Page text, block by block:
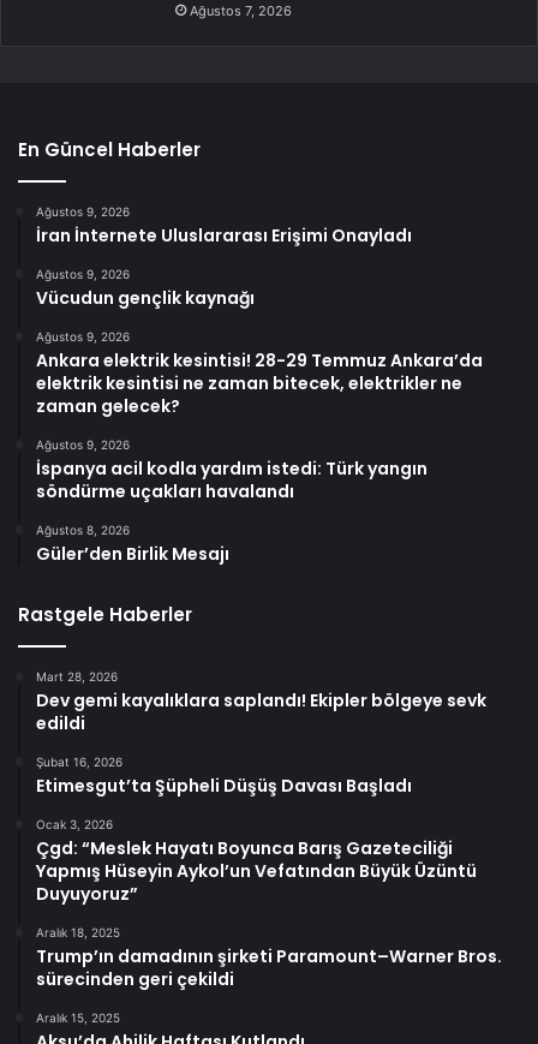
Ağustos 7, 2026
En Güncel Haberler
Ağustos 9, 2026
İran İnternete Uluslararası Erişimi Onayladı
Ağustos 9, 2026
Vücudun gençlik kaynağı
Ağustos 9, 2026
Ankara elektrik kesintisi! 28-29 Temmuz Ankara’da
elektrik kesintisi ne zaman bitecek, elektrikler ne
zaman gelecek?
Ağustos 9, 2026
İspanya acil kodla yardım istedi: Türk yangın
söndürme uçakları havalandı
Ağustos 8, 2026
Güler’den Birlik Mesajı
Rastgele Haberler
Mart 28, 2026
Dev gemi kayalıklara saplandı! Ekipler bölgeye sevk
edildi
Şubat 16, 2026
Etimesgut’ta Şüpheli Düşüş Davası Başladı
Ocak 3, 2026
Çgd: “Meslek Hayatı Boyunca Barış Gazeteciliği
Yapmış Hüseyin Aykol’un Vefatından Büyük Üzüntü
Duyuyoruz”
Aralık 18, 2025
Trump’ın damadının şirketi Paramount–Warner Bros.
sürecinden geri çekildi
Aralık 15, 2025